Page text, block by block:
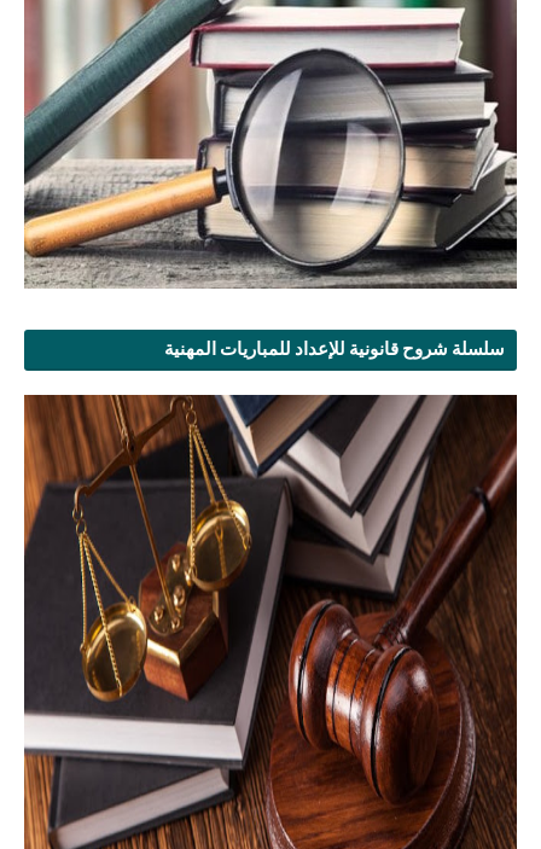
سلسلة شروح قانونية للإعداد للمباريات المهنية